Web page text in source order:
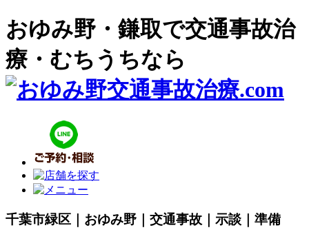
おゆみ野・鎌取で交通事故治
療・むちうちなら
千葉市緑区｜おゆみ野｜交通事故｜示談｜準備